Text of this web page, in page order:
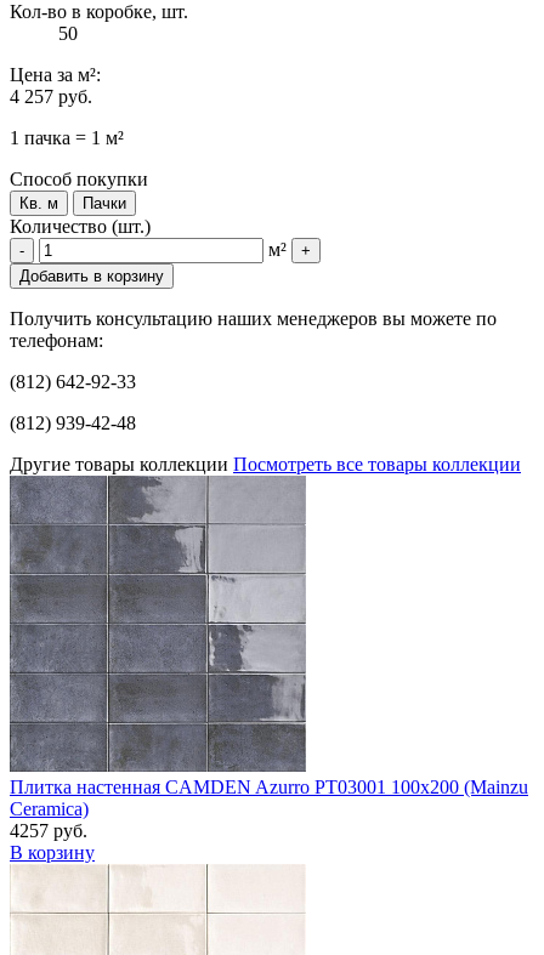
Кол-во в коробке, шт.
50
Цена за м²:
4 257 руб.
1 пачка = 1 м²
Способ покупки
Кв. м Пачки
Количество (шт.)
- м²
+
Добавить в корзину
Получить консультацию наших менеджеров вы можете по
телефонам:
(812) 642-92-33
(812) 939-42-48
Другие товары коллекции Посмотреть все товары коллекции
Плитка настенная CAMDEN Azurro PT03001 100x200 (Mainzu
Ceramica)
4257 руб.
В корзину